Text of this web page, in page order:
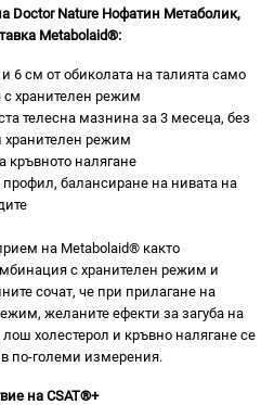
Doctor Nature Нофатин Метаболик,
Metabolaid®:
6 см от обиколата на талията само
хранителен режим
телесна мазнина за 3 месеца, без
режим
кръвното налягане
балансиране на нивата на
на Metabolaid® както
с хранителен режим и
сочат, че при прилагане на
желаните ефекти за загуба на
холестерол и кръвно налягане се
по-големи измерения.
на CSAT®+